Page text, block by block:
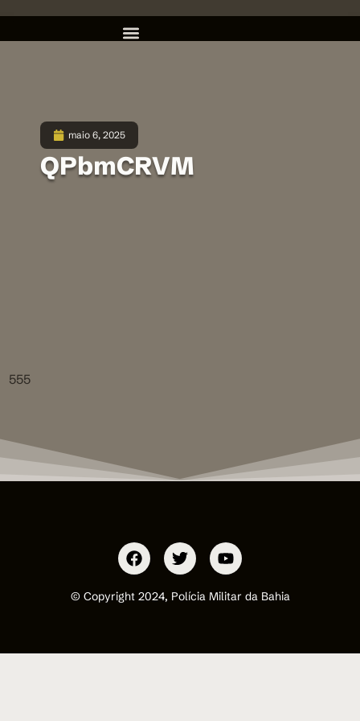
maio 6, 2025
QPbmCRVM
555
© Copyright 2024, Polícia Militar da Bahia